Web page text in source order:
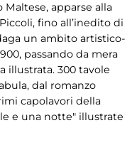
apparse alla
fino all’inedito di
un ambito artistico-
passando da mera
illustrata. 300 tavole
dal romanzo
capolavori della
e una notte" illustrate